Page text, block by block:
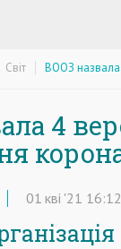
Світ ВООЗ назвала
4
01 кві '21 16:12